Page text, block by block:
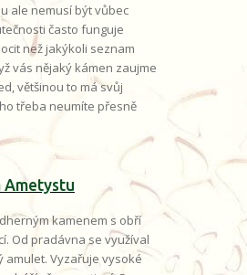
ale nemusí být vůbec
často funguje
než jakýkoli seznam
vás nějaký kámen zaujme
většinou to má svůj
třeba neumíte přesně
Ametystu
kamenem s obří
Od pradávna se využíval
amulet. Vyzařuje vysoké